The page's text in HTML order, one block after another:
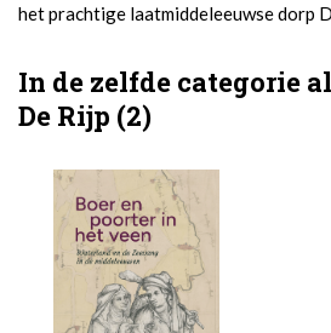
het prachtige laatmiddeleeuwse dorp
In de zelfde categorie
De Rijp (2)